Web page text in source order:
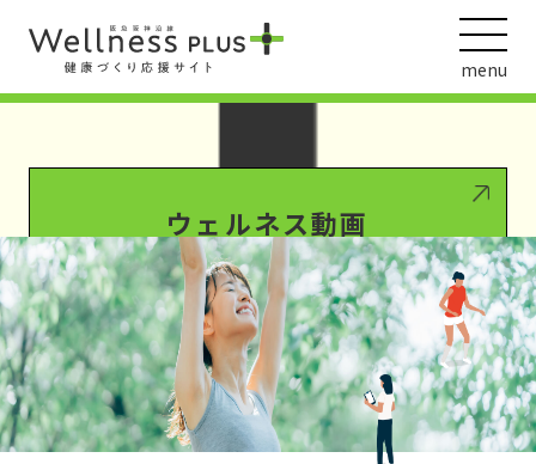
Warning : Undefined array key 0 in/var/www/wordpress/wp-
content/themes/HankyuHanshin2020/functions.php
1022
/var/www/wordpress/wp-
menu
ウェルネス動画
阪急阪神ホールディングス
ヘルスケアの取組